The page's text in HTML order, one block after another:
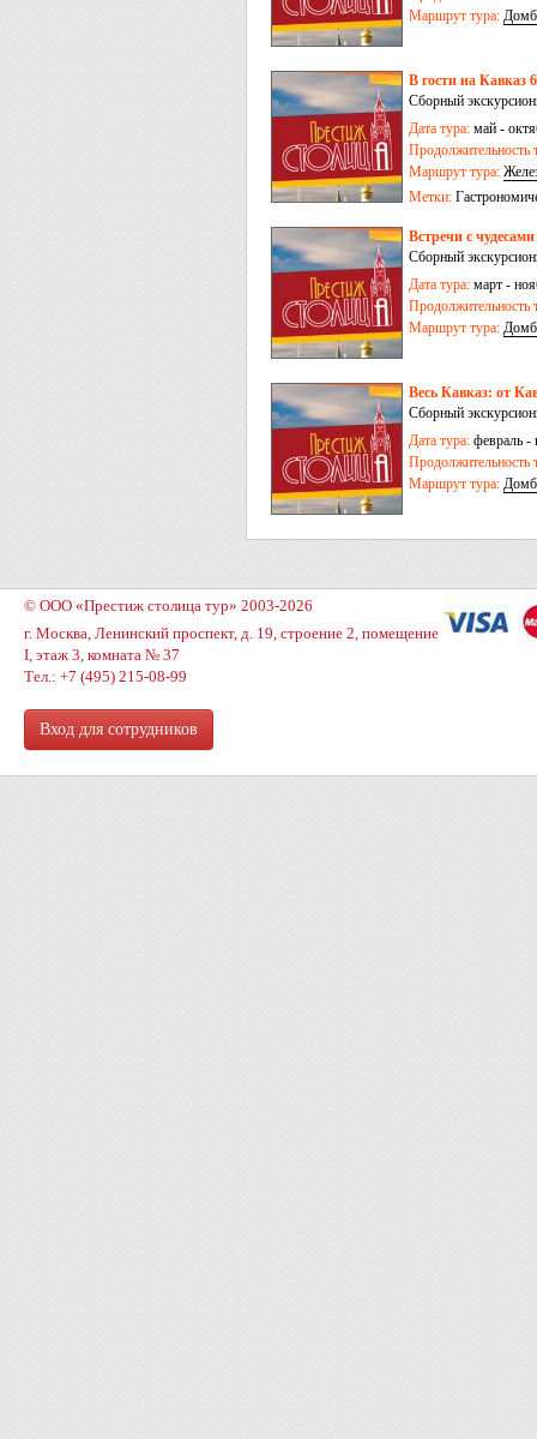
Маршрут тура:
В гости на Кавказ
Сборный
Дата тура: май -
Продолжительность
Маршрут тура:
Метки:
Встречи с
Сборный
Дата тура: март -
Продолжительность
Маршрут тура:
Весь Кавказ: от
Сборный
Дата тура: февраль -
Продолжительность
Маршрут тура:
© ООО «Престиж столица тур» 2003-2026
г. Москва, Ленинский проспект, д. 19, строение 2, помещение
I, этаж 3, комната № 37
Тел.: +7 (495) 215-08-99
Вход для сотрудников